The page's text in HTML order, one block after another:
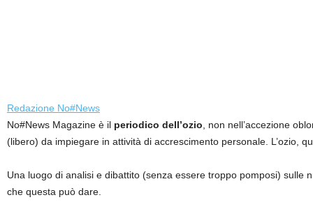
Redazione No#News
No#News Magazine è il periodico dell’ozio , non nell’accezione
(libero) da impiegare in attività di accrescimento personale. L’ozio,
Una luogo di analisi e dibattito (senza essere troppo pomposi)
che questa può dare.